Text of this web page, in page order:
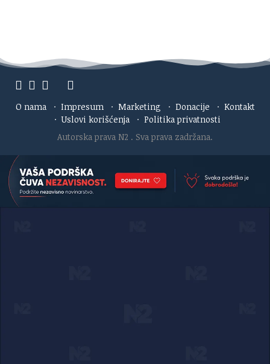
O nama · Impresum · Marketing · Donacije · Kontakt
· Uslovi korišćenja · Politika privatnosti
Autorska prava N2 . Sva prava zadržana.